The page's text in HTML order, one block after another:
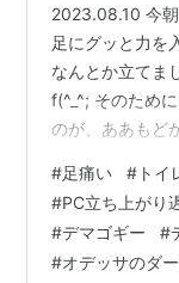
2023.08.10 今
足にグッと力を
なんとか立て
f(^_^; そのため
のが、ああもど
い。 でもまだそ
いですf(^_^; ま
拝始まった時間
線のすぐ隣なん
#足痛い # トイ
#PC立ち上がり
#デマゴギー #
#オデッサのダ